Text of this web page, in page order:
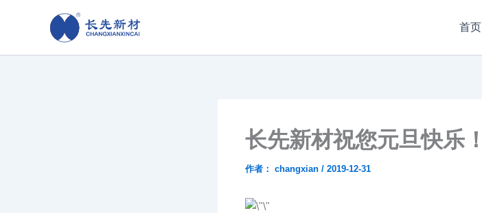
首页
长先新材祝您元旦快乐！
作者： changxian / 2019-12-31